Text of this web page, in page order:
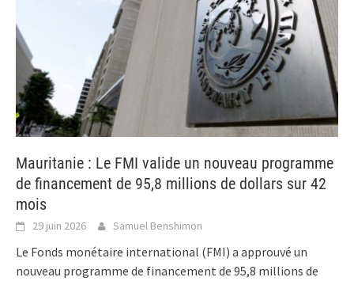
Mauritanie : Le FMI valide un nouveau programme
de financement de 95,8 millions de dollars sur 42
mois
29 juin 2026 Samuel Benshimon
Le Fonds monétaire international (FMI) a approuvé un
nouveau programme de financement de 95,8 millions de